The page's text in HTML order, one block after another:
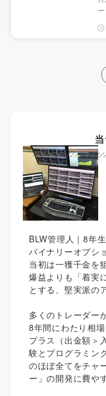
BLW管理人｜8年
バイナリーオプシ
当初は一獲千金を
爆益よりも「着実
とする、堅実派の
多くのトレーダー
8年間にわたり相
プラス（出金額＞
験とプログラミン
のほぼ全てをチャ
ー」の開発に費やす